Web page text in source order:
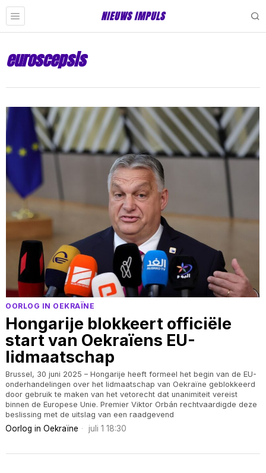
NIEUWS IMPULS
euroscepsis
OORLOG IN OEKRAÏNE
Hongarije blokkeert officiële
start van Oekraïens EU-
lidmaatschap
Brussel, 30 juni 2025 – Hongarije heeft formeel het begin van de EU-
onderhandelingen over het lidmaatschap van Oekraïne geblokkeerd
door gebruik te maken van het vetorecht dat unanimiteit vereist
binnen de Europese Unie. Premier Viktor Orbán rechtvaardigde deze
beslissing met de uitslag van een raadgevend
Oorlog in Oekraïne juli 1 18:30